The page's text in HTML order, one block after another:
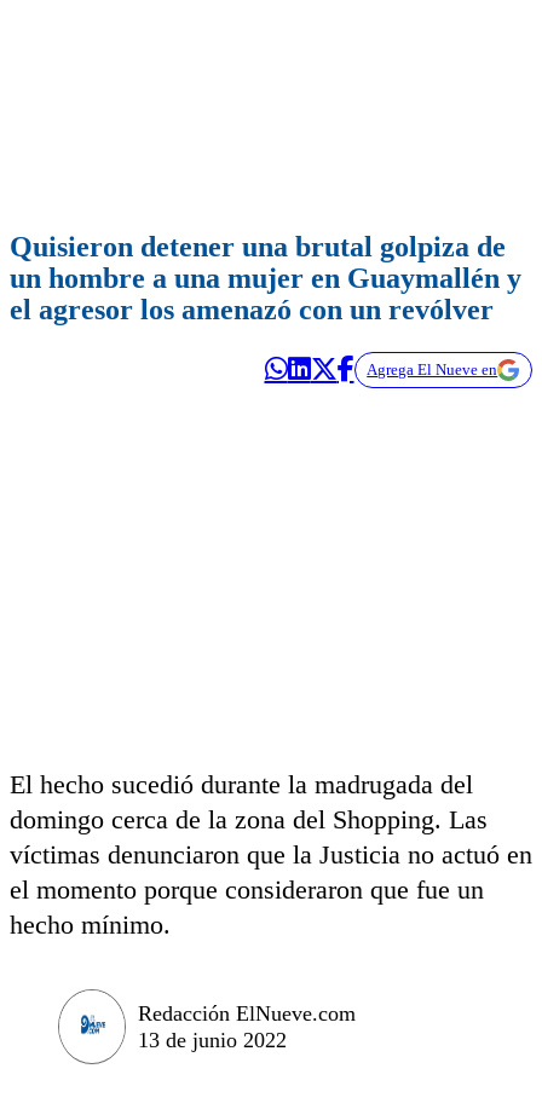
Quisieron detener una brutal golpiza de
un hombre a una mujer en Guaymallén y
el agresor los amenazó con un revólver
Agrega El Nueve en
El hecho sucedió durante la madrugada del
domingo cerca de la zona del Shopping. Las
víctimas denunciaron que la Justicia no actuó en
el momento porque consideraron que fue un
hecho mínimo.
Redacción ElNueve.com
13 de junio 2022